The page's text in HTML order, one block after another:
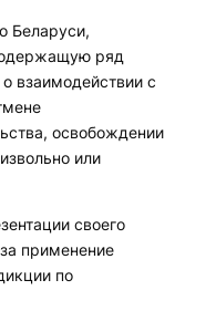
Беларуси,
ряд
взаимодействии с
освобождении
или
своего
применение
по